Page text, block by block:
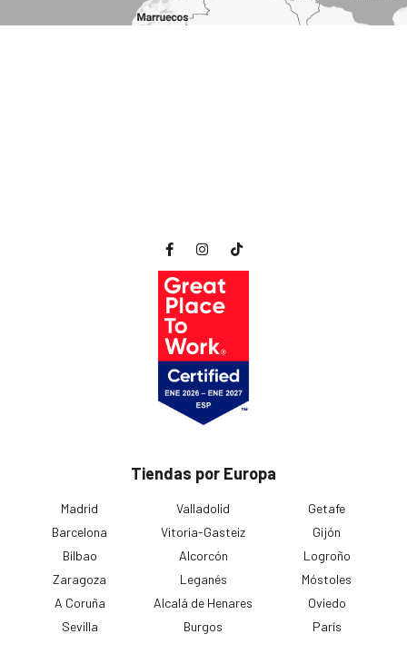
Tiendas por Europa
Madrid
Barcelona
Bilbao
Zaragoza
A Coruña
Sevilla
Valladolid
Vitoria-Gasteiz
Alcorcón
Leganés
Alcalá de Henares
Burgos
Getafe
Gijón
Logroño
Móstoles
Oviedo
París